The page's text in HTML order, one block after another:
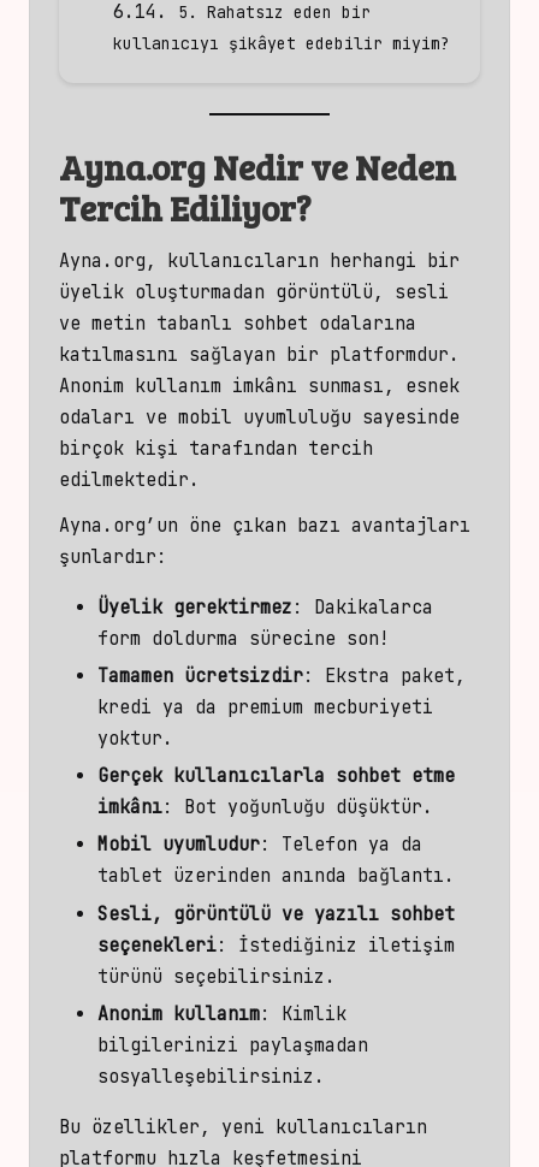
5. Rahatsız eden bir
kullanıcıyı şikâyet edebilir miyim?
Ayna.org Nedir ve Neden
Tercih Ediliyor?
Ayna.org, kullanıcıların herhangi bir
üyelik oluşturmadan görüntülü, sesli
ve metin tabanlı sohbet odalarına
katılmasını sağlayan bir platformdur.
Anonim kullanım imkânı sunması, esnek
odaları ve mobil uyumluluğu sayesinde
birçok kişi tarafından tercih
edilmektedir.
Ayna.org’un öne çıkan bazı avantajları
şunlardır:
Üyelik gerektirmez : Dakikalarca
form doldurma sürecine son!
Tamamen ücretsizdir: Ekstra paket,
kredi ya da premium mecburiyeti
yoktur.
Gerçek kullanıcılarla sohbet etme
imkânı: Bot yoğunluğu düşüktür.
Mobil uyumludur: Telefon ya da
tablet üzerinden anında bağlantı.
Sesli, görüntülü ve yazılı sohbet
seçenekleri: İstediğiniz iletişim
türünü seçebilirsiniz.
Anonim kullanım: Kimlik
bilgilerinizi paylaşmadan
sosyalleşebilirsiniz.
Bu özellikler, yeni kullanıcıların
platformu hızla keşfetmesini